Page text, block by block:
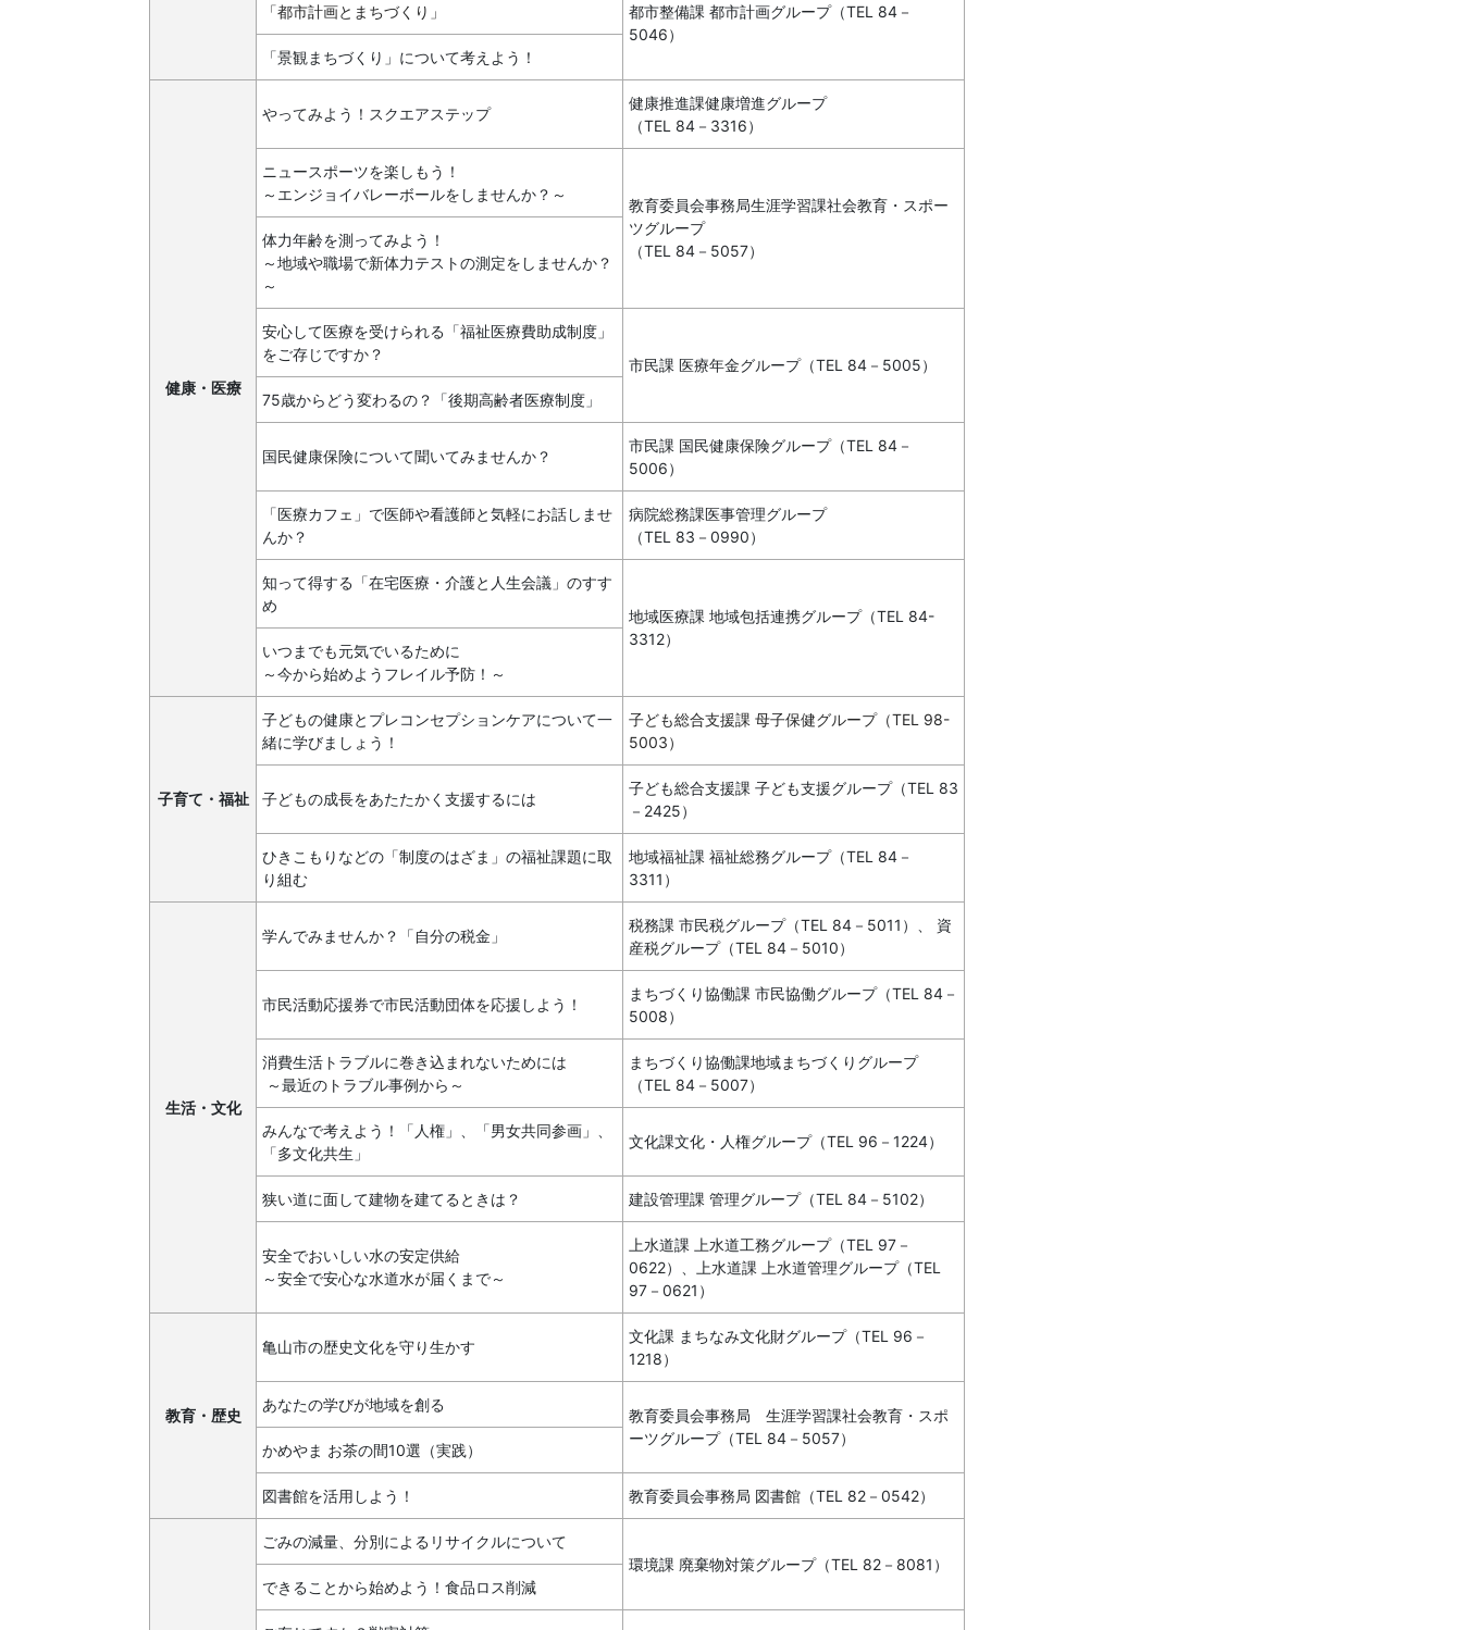
「都市計画とまちづくり」
都市整備課 都市計画グループ（TEL 84－
5046）
「景観まちづくり」について考えよう！
健康・医療
やってみよう！スクエアステップ
健康推進課健康増進グループ
（TEL 84－3316）
ニュースポーツを楽しもう！
～エンジョイバレーボールをしませんか？～
教育委員会事務局生涯学習課社会教育・スポー
ツグループ
（TEL 84－5057）
体力年齢を測ってみよう！
～地域や職場で新体力テストの測定をしませんか？
～
安心して医療を受けられる「福祉医療費助成制度」
をご存じですか？
市民課 医療年金グループ（TEL 84－5005）
75歳からどう変わるの？「後期高齢者医療制度」
国民健康保険について聞いてみませんか？
市民課 国民健康保険グループ（TEL 84－
5006）
「医療カフェ」で医師や看護師と気軽にお話しませ
んか？
病院総務課医事管理グループ
（TEL 83－0990）
知って得する「在宅医療・介護と人生会議」のすす
め
地域医療課 地域包括連携グループ（TEL 84-
3312）
いつまでも元気でいるために
～今から始めようフレイル予防！～
子育て・福祉
子どもの健康とプレコンセプションケアについて一
緒に学びましょう！
子ども総合支援課 母子保健グループ（TEL 98-
5003）
子どもの成長をあたたかく支援するには
子ども総合支援課 子ども支援グループ（TEL 83
－2425）
ひきこもりなどの「制度のはざま」の福祉課題に取
り組む
地域福祉課 福祉総務グループ（TEL 84－
3311）
生活・文化
学んでみませんか？「自分の税金」
税務課 市民税グループ（TEL 84－5011）、 資
産税グループ（TEL 84－5010）
市民活動応援券で市民活動団体を応援しよう！
まちづくり協働課 市民協働グループ（TEL 84－
5008）
消費生活トラブルに巻き込まれないためには
～最近のトラブル事例から～
まちづくり協働課地域まちづくりグループ
（TEL 84－5007）
みんなで考えよう！「人権」、「男女共同参画」、
「多文化共生」
文化課文化・人権グループ（TEL 96－1224）
狭い道に面して建物を建てるときは？ 建設管理課 管理グループ（TEL 84－5102）
安全でおいしい水の安定供給
～安全で安心な水道水が届くまで～
上水道課 上水道工務グループ（TEL 97－
0622）、上水道課 上水道管理グループ（TEL
97－0621）
教育・歴史
亀山市の歴史文化を守り生かす
文化課 まちなみ文化財グループ（TEL 96－
1218）
あなたの学びが地域を創る
教育委員会事務局 生涯学習課社会教育・スポ
ーツグループ（TEL 84－5057）
かめやま お茶の間10選（実践）
図書館を活用しよう！ 教育委員会事務局 図書館（TEL 82－0542）
ごみの減量、分別によるリサイクルについて
環境課 廃棄物対策グループ（TEL 82－8081）
できることから始めよう！食品ロス削減